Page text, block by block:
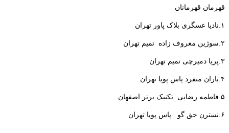
قهرمان قهرمانان
۱.نادیا عسگری بلاک پاور تهران
۲.سوژین معروف زاده تمیم تهران
۳.پریا دمیرچی تمیم تهران
۴.باران منفرد پاس پویا تهران
۵.فاطمه رضایی تکنیک برتر اصفهان
۶.نسترن حق گو پاس پویا تهران